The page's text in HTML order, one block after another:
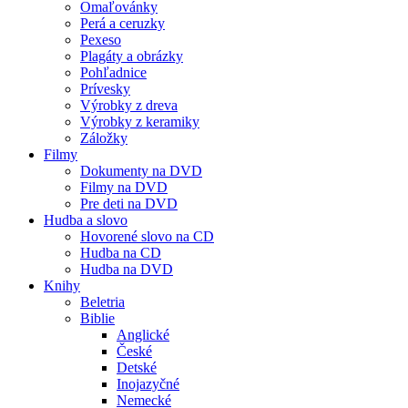
Omaľovánky
Perá a ceruzky
Pexeso
Plagáty a obrázky
Pohľadnice
Prívesky
Výrobky z dreva
Výrobky z keramiky
Záložky
Filmy
Dokumenty na DVD
Filmy na DVD
Pre deti na DVD
Hudba a slovo
Hovorené slovo na CD
Hudba na CD
Hudba na DVD
Knihy
Beletria
Biblie
Anglické
České
Detské
Inojazyčné
Nemecké